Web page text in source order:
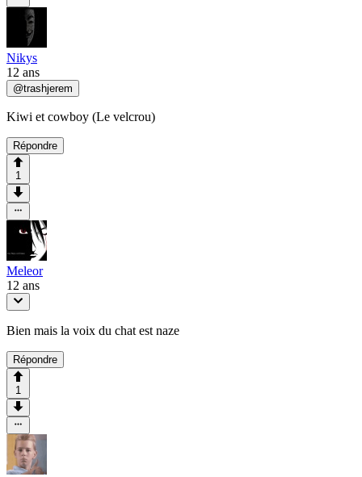
Nikys
12 ans
@trashjerem
Kiwi et cowboy (Le velcrou)
Répondre
1
Meleor
12 ans
Bien mais la voix du chat est naze
Répondre
1